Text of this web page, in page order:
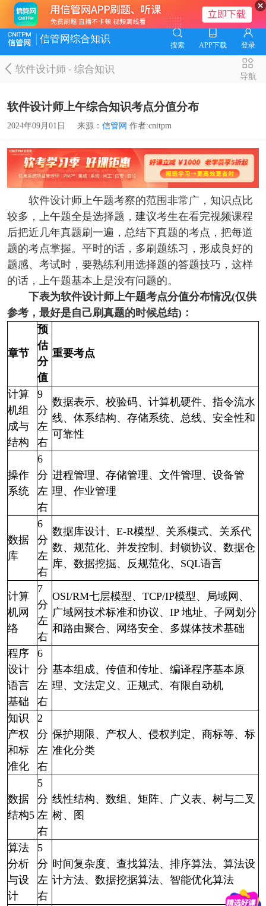
信管网综合知识
搜索 APP下载 登录
软件设计师-综合知识
导航
软件设计师上午综合知识考点分值分布
2024年09月01日 来源： 信管网 作者:cnitpm
软件设计师上午题考察的范围非常广，知识点比
较多，上午题全是选择题，建议考生在看完视频课程
后把近几年真题刷一遍，总结下真题的考点，把每道
题的考点掌握。平时的话，多刷题练习，形成良好的
题感、考试时，要熟练利用选择题的答题技巧，这样
的话，上午题基本上是没有问题的。
下表为软件设计师上午题考点分值分布情况(仅供
参考，最好是自己刷真题的时候总结)：
章节
预
估
分
值
重要考点
计算
机组
成与
结构
9
分
左
右
数据表示、校验码、计算机硬件、指令流水
线、体系结构、存储系统、 总线、安全性和
可靠性
操作
系统
6
分
左
右
进程管理、存储管理、文件管理、设备管
理、作业管理
数据
库
6
分
左
右
数据库设计、E-R模型、关系模式、关系代
数、规范化、并发控制、 封锁协议、数据仓
库、数据挖掘、反规范化、SQL语言
计算
机网
络
7
分
左
右
OSI/RM七层模型、TCP/IP模型、局域网、
广域网技术标准和协议、IP地址、子网划分
和路由聚合、网络安全、多媒体技术基础
程序
设计
语言
基础
6
分
左
右
基本组成、传值和传址、编译程序基本原
理、文法定义、正规式、有限自动机
知识
产权
和标
准化
2
分
左
右
保护期限、产权人、侵权判定、商标等、标
准化分类
数据
结构5
5
分
左
右
线性结构、数组、矩阵、广义表、树与二叉
树、图
算法
分析
与设
计
5
分
左
右
时间复杂度、查找算法、排序算法、算法设
计方法、数据挖据算法、 智能优化算法